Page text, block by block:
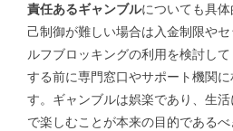
責任あるギャンブルについても具
己制御が難しい場合は入金制限や
ルフブロッキングの利用を検討し
する前に専門窓口やサポート機関
す。ギャンブルは娯楽であり、生
で楽しむことが本来の目的であるべ